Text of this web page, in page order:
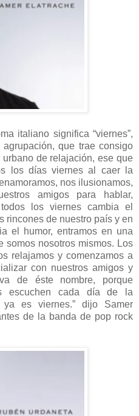
italiano significa “viernes”,
que trae consigo
de relajación, ese que
los días viernes al caer la
nos ilusionamos,
amigos para hablar,
los viernes cambia el
rincones de nuestro país y en
el humor, entramos en una
somos nosotros mismos. Los
relajamos y comenzamos a
con nuestros amigos y
de éste nombre, porque
escuchen cada día de la
es viernes.” dijo Samer
de la banda de pop rock